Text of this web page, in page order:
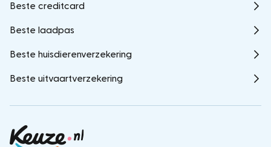
Beste creditcard
Beste laadpas
Beste huisdierenverzekering
Beste uitvaartverzekering